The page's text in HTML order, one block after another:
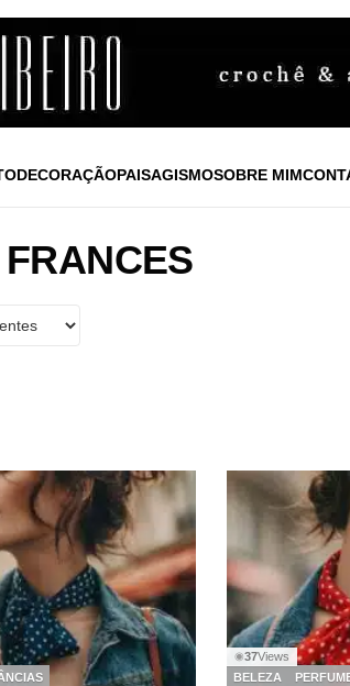
DECORAÇÃOPAISAGISMOSOBRE MIM
◉37Views
BELEZA